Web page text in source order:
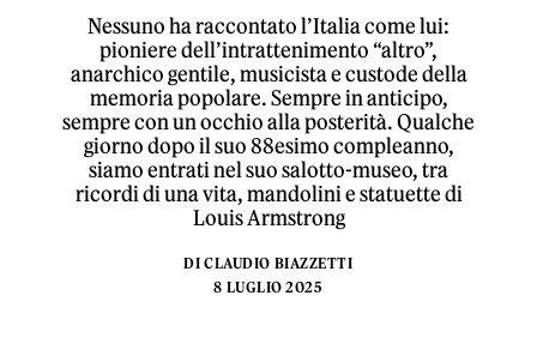
Nessuno ha raccontato l’Italia come lui:
pioniere dell’intrattenimento “altro”,
anarchico gentile, musicista e custode della
memoria popolare. Sempre in anticipo,
sempre con un occhio alla posterità. Qualche
giorno dopo il suo 88esimo compleanno,
siamo entrati nel suo salotto-museo, tra
ricordi di una vita, mandolini e statuette di
Louis Armstrong
DICLAUDIO BIAZZETTI
8 LUGLIO 2025